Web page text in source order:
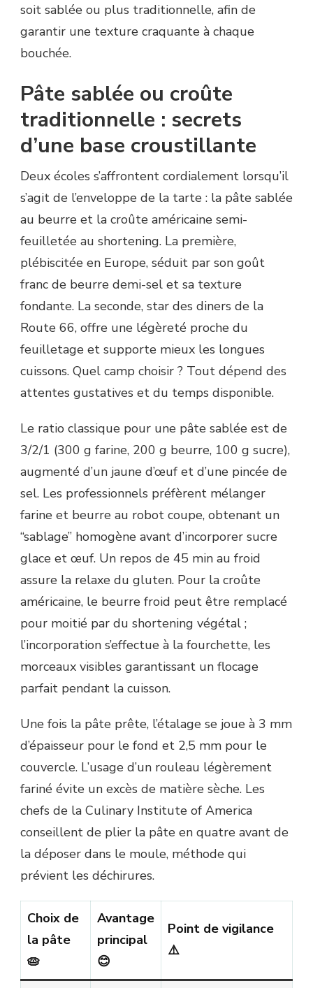
soit sablée ou plus traditionnelle, afin de
garantir une texture craquante à chaque
bouchée.
Pâte sablée ou croûte
traditionnelle : secrets
d’une base croustillante
Deux écoles s’affrontent cordialement lorsqu’il
s’agit de l’enveloppe de la tarte : la pâte sablée
au beurre et la croûte américaine semi-
feuilletée au shortening. La première,
plébiscitée en Europe, séduit par son goût
franc de beurre demi-sel et sa texture
fondante. La seconde, star des diners de la
Route 66, offre une légèreté proche du
feuilletage et supporte mieux les longues
cuissons. Quel camp choisir ? Tout dépend des
attentes gustatives et du temps disponible.
Le ratio classique pour une pâte sablée est de
3/2/1 (300 g farine, 200 g beurre, 100 g sucre),
augmenté d’un jaune d’œuf et d’une pincée de
sel. Les professionnels préfèrent mélanger
farine et beurre au robot coupe, obtenant un
“sablage” homogène avant d’incorporer sucre
glace et œuf. Un repos de 45 min au froid
assure la relaxe du gluten. Pour la croûte
américaine, le beurre froid peut être remplacé
pour moitié par du shortening végétal ;
l’incorporation s’effectue à la fourchette, les
morceaux visibles garantissant un flocage
parfait pendant la cuisson.
Une fois la pâte prête, l’étalage se joue à 3 mm
d’épaisseur pour le fond et 2,5 mm pour le
couvercle. L’usage d’un rouleau légèrement
fariné évite un excès de matière sèche. Les
chefs de la Culinary Institute of America
conseillent de plier la pâte en quatre avant de
la déposer dans le moule, méthode qui
prévient les déchirures.
Choix de
la pâte
🥧
Avantage
principal
😊
Point de vigilance
⚠️